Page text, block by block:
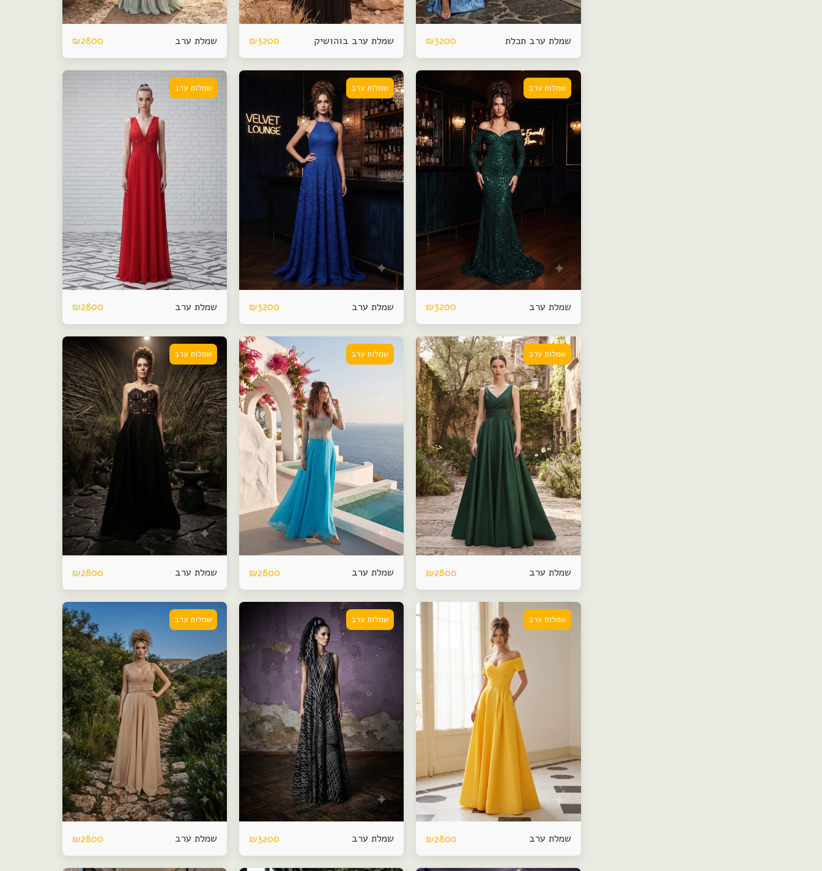
שמלת ערב תכלת ₪3200 שמלת ערב בוהושיק ₪3200 שמלת ערב ₪2800
שמלות ערב
שמלת ערב ₪3200
שמלות ערב
שמלת ערב ₪3200
שמלות ערב
שמלת ערב ₪2800
שמלות ערב
שמלת ערב ₪2800
שמלות ערב
שמלת ערב ₪2800
שמלות ערב
שמלת ערב ₪2800
שמלות ערב
שמלת ערב ₪2800
שמלות ערב
שמלת ערב ₪3200
שמלות ערב
שמלת ערב ₪2800